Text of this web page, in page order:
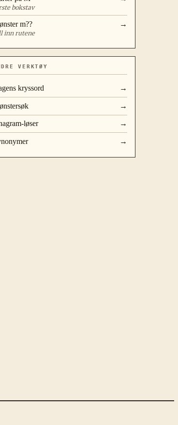
bokstav
m??
inn rutene
→
VERKTØY
kryssord →
→
løser →
→